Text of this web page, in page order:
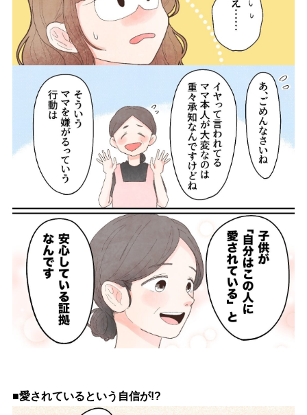
■愛されているという自信が!?